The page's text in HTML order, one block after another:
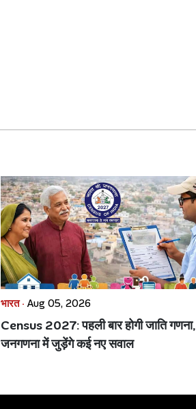
भारत · Aug 05, 2026
Census 2027: पहली बार होगी जाति गणना,
जनगणना में जुड़ेंगे कई नए सवाल